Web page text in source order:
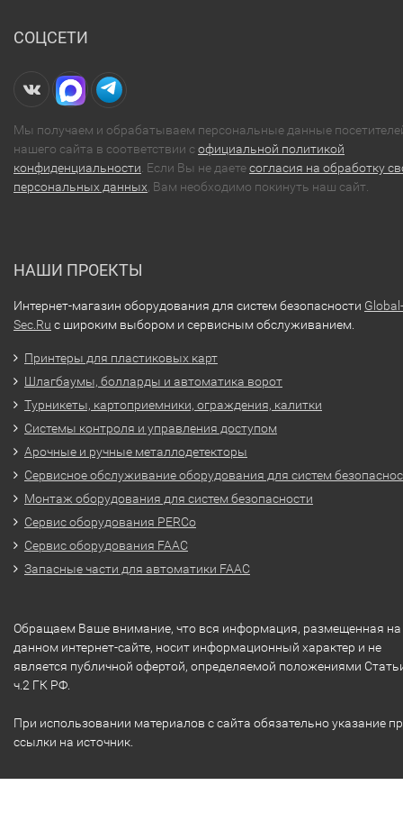
СОЦСЕТИ
Мы получаем и обрабатываем персональные данные
нашего сайта в соответствии софициальной политикой
конфиденциальности . Если Вы не даетесогласия на обработку
персональных данных , Вам необходимо покинуть наш сайт.
НАШИ ПРОЕКТЫ
Интернет-магазин оборудования для систем безопасности Global-
Sec.Ru с широким выбором и сервисным обслуживанием.
Принтеры для пластиковых карт
Шлагбаумы, болларды и автоматика ворот
Турникеты, картоприемники, ограждения, калитки
Системы контроля и управления доступом
Арочные и ручные металлодетекторы
Сервисное обслуживание оборудования для систем
Монтаж оборудования для систем безопасности
Сервис оборудования PERCo
Сервис оборудования FAAC
Запасные части для автоматики FAAC
Обращаем Ваше внимание, что вся информация, размещенная на
данном интернет-сайте, носит информационный характер и не
является публичной офертой, определяемой положениями
ч.2 ГК РФ.
При использовании материалов с сайта обязательно указание
ссылки на источник.